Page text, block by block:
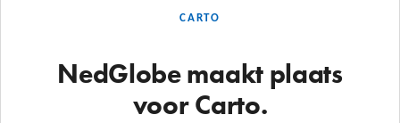
CARTO
NedGlobe maakt plaats
voor Carto.